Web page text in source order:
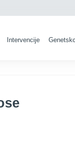
Intervencije